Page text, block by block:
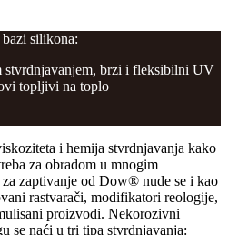
silikona:
stvrdnjavanjem, brzi i fleksibilni UV
topljivi na toplo
i hemija stvrdnjavanja kako
za obradom u mnogim
zaptivanje od Dow® nude se i kao
rastvarači, modifikatori reologije,
proizvodi. Nekorozivni
se naći u tri tipa stvrdnjavanja: